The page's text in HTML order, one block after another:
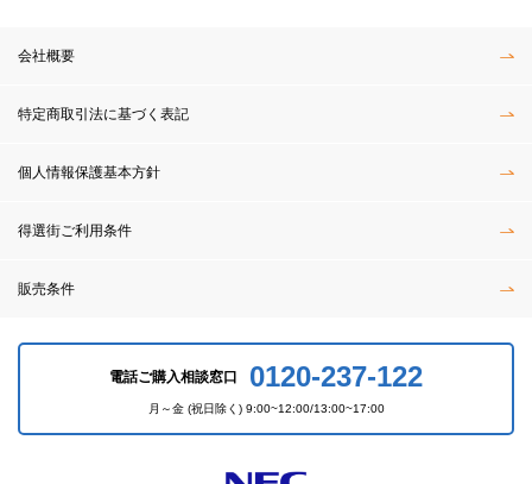
会社概要
特定商取引法に基づく表記
個人情報保護基本方針
得選街ご利用条件
販売条件
電話ご購入相談窓口 0120-237-122
月～金 (祝日除く) 9:00~12:00/13:00~17:00